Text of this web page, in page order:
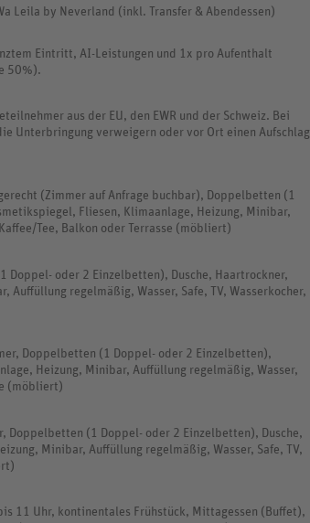
Leila by Neverland (inkl. Transfer & Abendessen)
Eintritt, AI-Leistungen und 1x pro Aufenthalt
50%).
aus der EU, den EWR und der Schweiz. Bei
Unterbringung verweigern oder vor Ort einen Aufschlag
(Zimmer auf Anfrage buchbar), Doppelbetten (1
Fliesen, Klimaanlage, Heizung, Minibar,
Tee, Balkon oder Terrasse (möbliert)
oder 2 Einzelbetten), Dusche, Haartrockner,
regelmäßig, Wasser, Safe, TV, Wasserkocher,
Doppelbetten (1 Doppel- oder 2 Einzelbetten),
Heizung, Minibar, Auffüllung regelmäßig, Wasser,
(möbliert)
(1 Doppel- oder 2 Einzelbetten), Dusche,
Minibar, Auffüllung regelmäßig, Wasser, Safe, TV,
11 Uhr, kontinentales Frühstück, Mittagessen (Buffet),